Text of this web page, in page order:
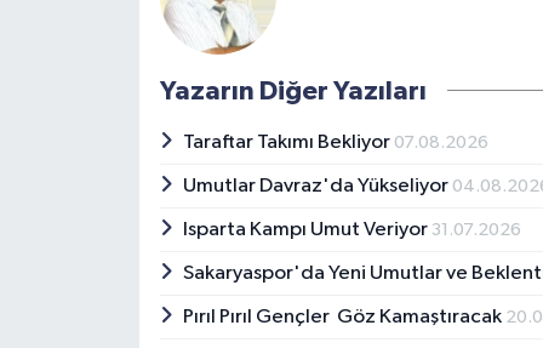
Yazarın Diğer Yazıları
Taraftar Takımı Bekliyor 07.08.2026
Umutlar Davraz'da Yükseliyor
Isparta Kampı Umut Veriyor 31.07.2026
Sakaryaspor'da Yeni Umutlar ve
Pırıl Pırıl Gençler Göz Kamaştıracak